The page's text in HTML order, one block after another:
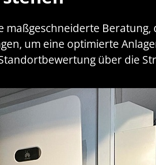
maßgeschneiderte
um eine optimierte
über die